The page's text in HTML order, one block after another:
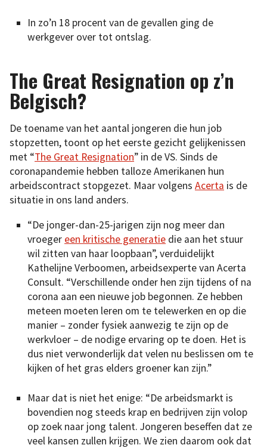
In zo’n 18 procent van de gevallen ging de
werkgever over tot ontslag.
The Great Resignation op z’n
Belgisch?
De toename van het aantal jongeren die hun job
stopzetten, toont op het eerste gezicht gelijkenissen
met “The Great Resignation” in de VS. Sinds de
coronapandemie hebben talloze Amerikanen hun
arbeidscontract stopgezet. Maar volgens Acerta is de
situatie in ons land anders.
“De jonger-dan-25-jarigen zijn nog meer dan
vroeger een kritische generatie die aan het stuur
wil zitten van haar loopbaan”, verduidelijkt
Kathelijne Verboomen, arbeidsexperte van Acerta
Consult. “Verschillende onder hen zijn tijdens of na
corona aan een nieuwe job begonnen. Ze hebben
meteen moeten leren om te telewerken en op die
manier – zonder fysiek aanwezig te zijn op de
werkvloer – de nodige ervaring op te doen. Het is
dus niet verwonderlijk dat velen nu beslissen om te
kijken of het gras elders groener kan zijn.”
Maar dat is niet het enige: “De arbeidsmarkt is
bovendien nog steeds krap en bedrijven zijn volop
op zoek naar jong talent. Jongeren beseffen dat ze
veel kansen zullen krijgen. We zien daarom ook dat